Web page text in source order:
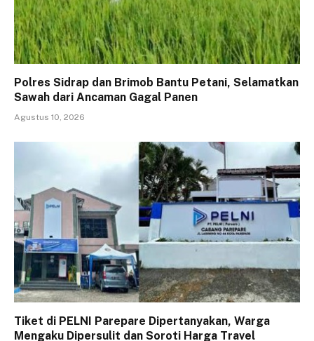
Polres Sidrap dan Brimob Bantu Petani, Selamatkan
Sawah dari Ancaman Gagal Panen
Agustus 10, 2026
Tiket di PELNI Parepare Dipertanyakan, Warga
Mengaku Dipersulit dan Soroti Harga Travel